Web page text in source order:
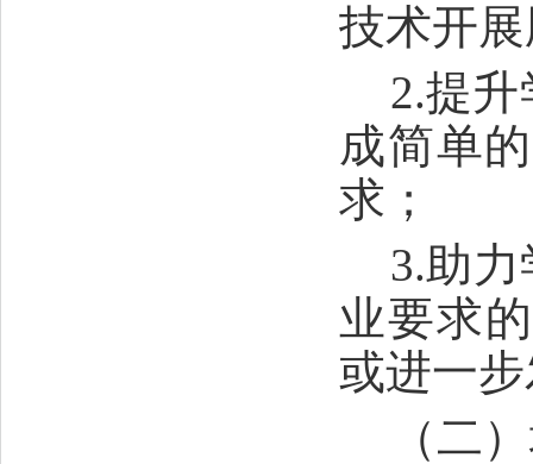
技术开
2.提
成简单
求；
3.助
业要求
或进一
（二